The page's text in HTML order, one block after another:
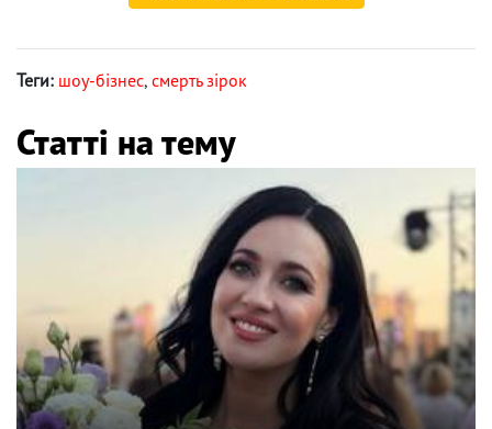
Теги: шоу-бізнес, смерть зірок
Статті на тему